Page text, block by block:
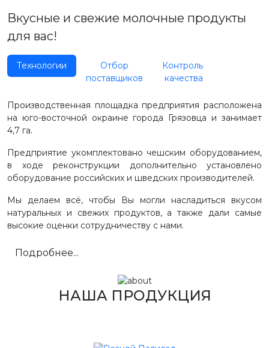
Вкусные и свежие молочные продукты
для вас!
Технологии
Отбор
поставщиков
Контроль
качества
Производственная площадка предприятия расположена
на юго-восточной окраине города Грязовца и занимает
4,7 га.
Предприятие укомплектовано чешским оборудованием,
в ходе реконструкции дополнительно установлено
оборудование российских и шведских производителей.
Мы делаем всё, чтобы Вы могли насладиться вкусом
натуральных и свежих продуктов, а также дали самые
высокие оценки сотрудничеству с нами.
Подробнее...
НАША ПРОДУКЦИЯ